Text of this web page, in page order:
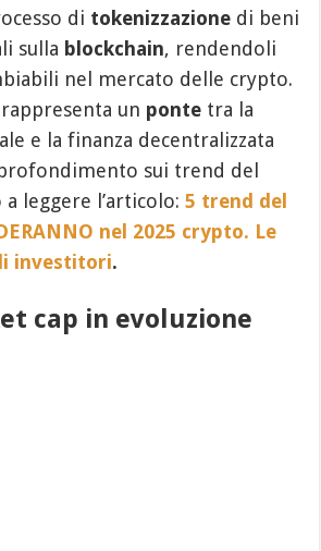
di tokenizzazione di beni
sulla blockchain, rendendoli
nel mercato delle crypto.
un ponte tra la
e la finanza decentralizzata
sui trend del
leggere l’articolo: 5 trend del
nel 2025 crypto. Le
investitori.
cap in evoluzione